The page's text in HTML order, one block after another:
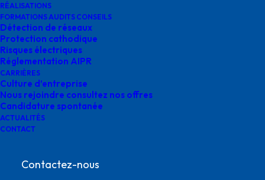
RÉALISATIONS
FORMATIONS AUDITS CONSEILS
Détection de réseaux
Protection cathodique
Risques électriques
Réglementation AIPR
CARRIÈRES
Culture d’entreprise
Nous rejoindre consultez nos offres
Candidature spontanée
ACTUALITÉS
CONTACT
Contactez-nous
octobre rose agence survey